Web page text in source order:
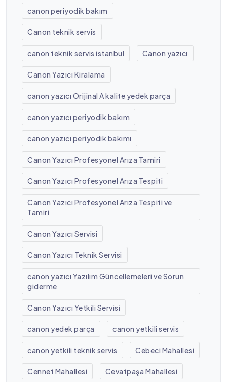
canon periyodik bakım
Canon teknik servis
canon teknik servis istanbul Canon yazıcı
Canon Yazıcı Kiralama
canon yazıcı Orijinal A kalite yedek parça
canon yazıcı periyodik bakım
canon yazıcı periyodik bakımı
Canon Yazıcı Profesyonel Arıza Tamiri
Canon Yazıcı Profesyonel Arıza Tespiti
Canon Yazıcı Profesyonel Arıza Tespiti ve
Tamiri
Canon Yazıcı Servisi
Canon Yazıcı Teknik Servisi
canon yazıcı Yazılım Güncellemeleri ve Sorun
giderme
Canon Yazıcı Yetkili Servisi
canon yedek parça canon yetkili servis
canon yetkili teknik servis Cebeci Mahallesi
Cennet Mahallesi Cevatpaşa Mahallesi